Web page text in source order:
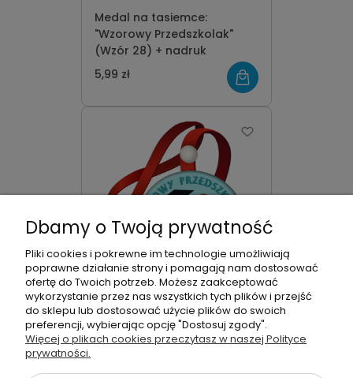
Medal na tasiemce:
"Wzorowy Przedszkolak"
(Wzór 28) + nadruk
5,99 zł
Medal na tasiemce:
"Wzorowy Przedszkolak"
(Wzór 29) + nadruk
5,99 zł
Dbamy o Twoją prywatność
Pliki cookies i pokrewne im technologie umożliwiają
poprawne działanie strony i pomagają nam dostosować
ofertę do Twoich potrzeb. Możesz zaakceptować
wykorzystanie przez nas wszystkich tych plików i przejść
do sklepu lub dostosować użycie plików do swoich
preferencji, wybierając opcję "Dostosuj zgody".
Więcej o plikach cookies przeczytasz w naszej Polityce
prywatności.